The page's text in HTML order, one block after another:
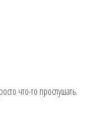
что-то прослушать.